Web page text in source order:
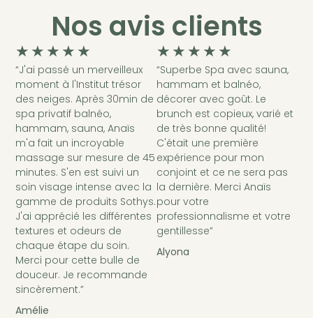
Nos avis clients
★ ★ ★ ★ ★
“J'ai passé un merveilleux
moment à l'Institut trésor
des neiges. Après 30min de
spa privatif balnéo,
hammam, sauna, Anaïs
m'a fait un incroyable
massage sur mesure de 45
minutes. S'en est suivi un
soin visage intense avec la
gamme de produits Sothys.
J'ai apprécié les différentes
textures et odeurs de
chaque étape du soin.
Merci pour cette bulle de
douceur. Je recommande
sincèrement.”
Amélie
★ ★ ★ ★ ★
“Superbe Spa avec sauna,
hammam et balnéo,
décorer avec goût. Le
brunch est copieux, varié et
de très bonne qualité!
C'était une première
expérience pour mon
conjoint et ce ne sera pas
la dernière. Merci Anaïs
pour votre
professionnalisme et votre
gentillesse”
Alyona